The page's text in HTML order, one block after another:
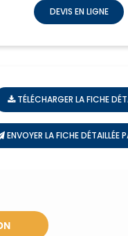
DEVIS EN LIGNE
TÉLÉCHARGER LA FICHE
ENVOYER LA FICHE DÉTAILLÉE